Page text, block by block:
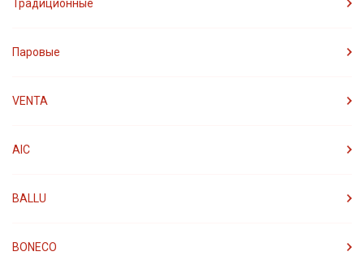
Традиционные
Паровые
VENTA
AIC
BALLU
BONECO